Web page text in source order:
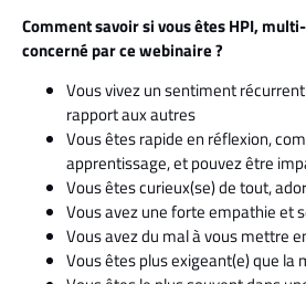
Comment savoir si vous êtes HPI,
concerné par ce webinaire ?
Vous vivez un sentiment
rapport aux autres
Vous êtes rapide en réflexion,
apprentissage, et pouvez être
Vous êtes curieux(se) de tout,
Vous avez une forte empathie et
Vous avez du mal à vous mettre
Vous êtes plus exigeant(e) que la